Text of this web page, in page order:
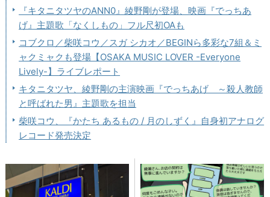
『キタニタツヤのANN0』綾野剛が登場、映画『でっちあ
げ』主題歌「なくしもの」フル尺初OAも
コブクロ／柴咲コウ／スガ シカオ／BEGINら多彩な7組＆ミ
ャクミャクも登場【OSAKA MUSIC LOVER -Everyone
Lively-】ライブレポート
キタニタツヤ、綾野剛の主演映画『でっちあげ ～殺人教師
と呼ばれた男』主題歌を担当
柴咲コウ、『かたち あるもの / 月のしずく』自身初アナログ
レコード発売決定